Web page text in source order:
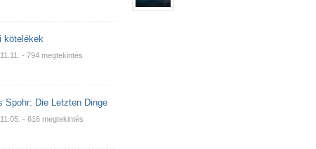
kötelékek
- 794 megtekintés
Spohr: Die Letzten Dinge
- 616 megtekintés